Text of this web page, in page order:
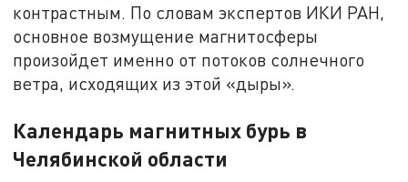
контрастным. По словам экспертов ИКИ РАН,
основное возмущение магнитосферы
произойдет именно от потоков солнечного
ветра, исходящих из этой «дыры».
Календарь магнитных бурь в
Челябинской области